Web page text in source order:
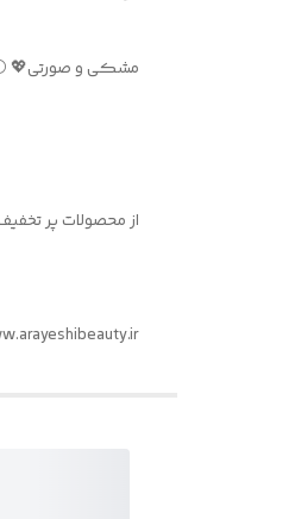
مشکی و صورتی💖
از محصولات پر تخفیف سایت دیدن